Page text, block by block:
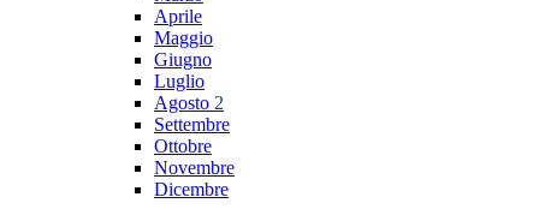
Aprile
Maggio
Giugno
Luglio
Agosto 2
Settembre
Ottobre
Novembre
Dicembre